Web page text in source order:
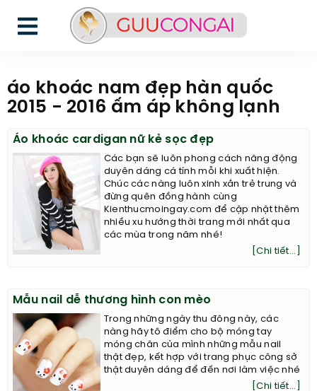
áo khoác nam đẹp hàn quốc
2015 - 2016 ấm áp không lạnh
Áo khoác cardigan nữ kẻ sọc đẹp
Các bạn sẽ luôn phong cách năng động
duyên dáng cá tính mỗi khi xuất hiện.
Chúc các nàng luôn xinh xắn trẻ trung và
đừng quên đồng hành cùng
Kienthucmoingay.com để cập nhật thêm
nhiều xu hướng thời trang mới nhất qua
các mùa trong năm nhé!
[Chi tiết...]
Mẫu nail dễ thương hình con mèo
Trong những ngày thu đông này, các
nàng hãy tô điểm cho bộ móng tay
móng chân của mình những mẫu nail
thật đẹp, kết hợp với trang phục công sở
thật duyên dáng để đến nơi làm việc nhé
[Chi tiết...]